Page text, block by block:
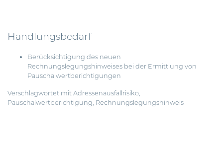
Handlungsbedarf
Berücksichtigung des neuen
Rechnungslegungshinweises bei der Ermittlung von
Pauschalwertberichtigungen
Verschlagwortet mit Adressenausfallrisiko,
Pauschalwertberichtigung, Rechnungslegungshinweis